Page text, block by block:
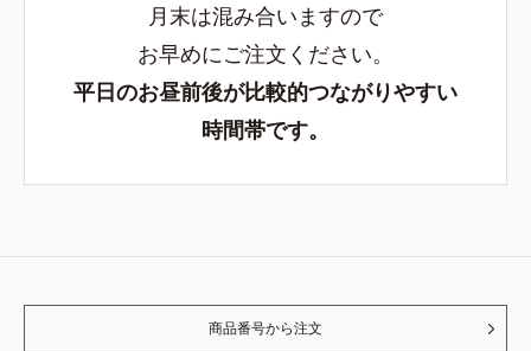
月末は混み合いますので
お早めにご注文ください。
平日のお昼前後が比較的つながりやすい
時間帯です。
商品番号から注文